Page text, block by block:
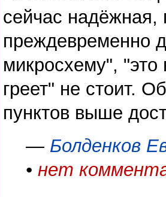
сейчас надёжная,
преждевременно
микросхему", "это
греет" не стоит.
пунктов выше
— Болденков
•нет